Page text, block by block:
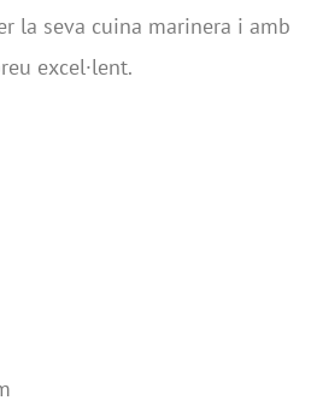
la seva cuina marinera i amb
excel·lent.